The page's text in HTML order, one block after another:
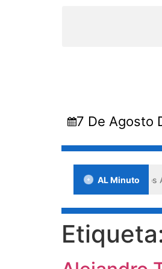
7 De Agosto
AL Minuto
en Lara impulsa los «Primeros